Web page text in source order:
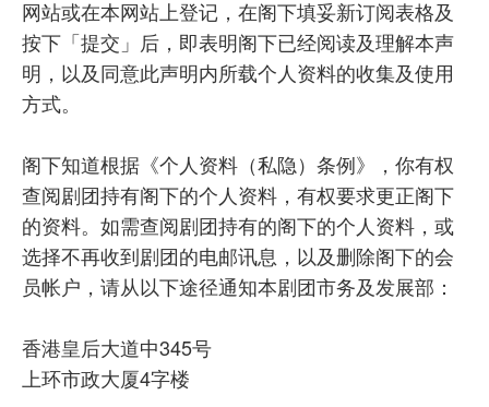
网站或在本网站上登记，在阁下填妥新订阅表格及
按下「提交」后，即表明阁下已经阅读及理解本声
明，以及同意此声明内所载个人资料的收集及使用
方式。
阁下知道根据《个人资料（私隐）条例》，你有权
查阅剧团持有阁下的个人资料，有权要求更正阁下
的资料。如需查阅剧团持有的阁下的个人资料，或
选择不再收到剧团的电邮讯息，以及删除阁下的会
员帐户，请从以下途径通知本剧团市务及发展部：
香港皇后大道中345号
上环市政大厦4字楼